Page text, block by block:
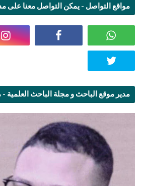
مواقع التواصل - يمكن التواصل معنا على
مدير موقع الباحث و مجلة الباحث